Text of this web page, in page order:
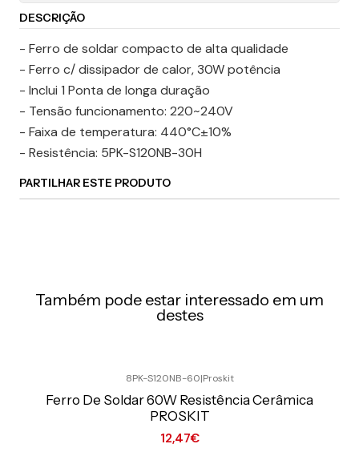
DESCRIÇÃO
- Ferro de soldar compacto de alta qualidade
- Ferro c/ dissipador de calor, 30W potência
- Inclui 1 Ponta de longa duração
- Tensão funcionamento: 220~240V
- Faixa de temperatura: 440°C±10%
- Resistência: 5PK-S120NB-30H
PARTILHAR ESTE PRODUTO
Também pode estar interessado em um
destes
8PK-S120NB-60|Proskit
Ferro De Soldar 60W Resistência Cerâmica
PROSKIT
12,47€